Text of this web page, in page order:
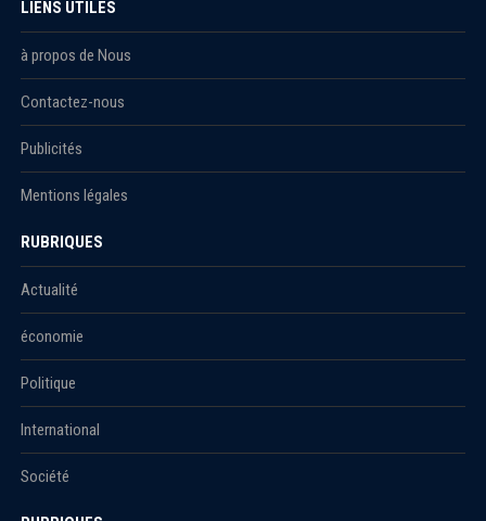
LIENS UTILES
à propos de Nous
Contactez-nous
Publicités
Mentions légales
RUBRIQUES
Actualité
économie
Politique
International
Société